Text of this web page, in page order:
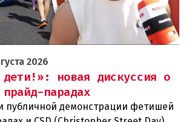
2026
новая дискуссия о
парадах
публичной демонстрации фетишей